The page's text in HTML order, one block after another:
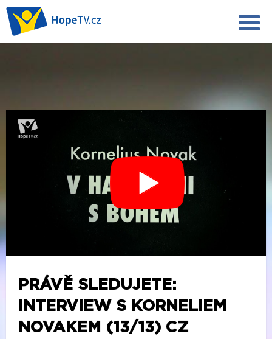
PRÁVĚ SLEDUJETE:
INTERVIEW S KORNELIEM
NOVAKEM (13/13) CZ